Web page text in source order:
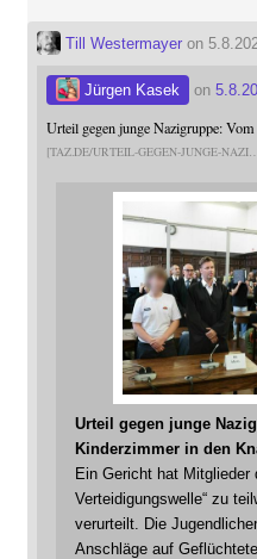
Till Westermayeron
Jürgen Kasek on
Urteil gegen junge Nazigruppe:
TAZ.DE/URTEIL-GEGEN-JUNGE-NAZI
Urteil gegen junge
Kinderzimmer in den
Ein Gericht hat Mitglieder
Verteidigungswelle“ zu
verurteilt. Die
Anschläge auf